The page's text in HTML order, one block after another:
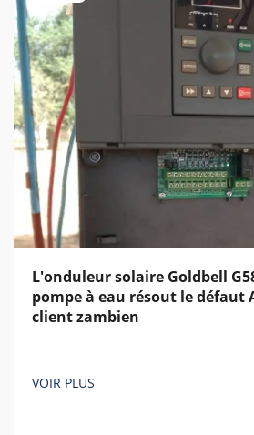
L'onduleur solaire Goldbell
pompe à eau résout le défaut
client zambien
VOIR PLUS